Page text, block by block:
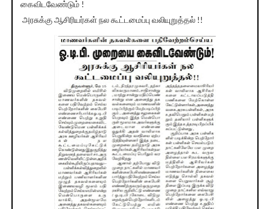
கைவிடவேண்டும் !
அரசுக்கு ஆசிரியர்கள் நல கூட்டமைப்பு வலியுறுத்தல் !!